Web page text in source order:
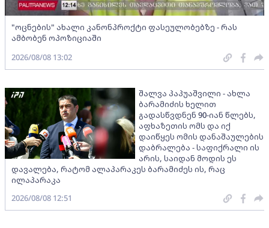
"ოცნების" ახალი კანონპროქტი ფასეულობებზე - რას
ამბობენ ოპოზიციაში
2026/08/08 13:02
შალვა პაპუაშვილი - ახლა
ბარამიძის ხელით
გადასწვდნენ 90-იან წლებს,
აფხაზეთის ომს და იქ
დაიწყეს ომის დანაშაულების
დაბრალება - საფიქრალი ის
არის, საიდან მოდის ეს
დავალება, რატომ ალაპარაკეს ბარამიძეს ის, რაც
ილაპარაკა
2026/08/08 12:51